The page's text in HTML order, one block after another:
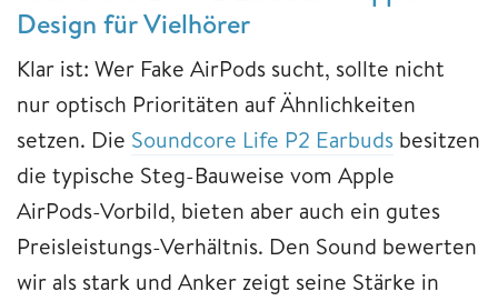
Design für Vielhörer
Klar ist: Wer Fake AirPods sucht, sollte nicht
nur optisch Prioritäten auf Ähnlichkeiten
setzen. Die Soundcore Life P2 Earbuds besitzen
die typische Steg-Bauweise vom Apple
AirPods-Vorbild, bieten aber auch ein gutes
Preisleistungs-Verhältnis. Den Sound bewerten
wir als stark und Anker zeigt seine Stärke in